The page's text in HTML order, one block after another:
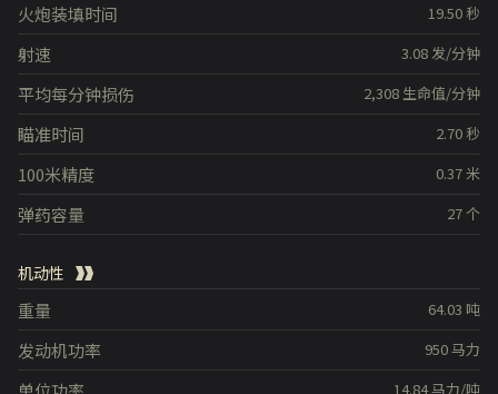
19.50 秒
火炮装填时间
3.08 发/分钟
射速
2,308 生命值/分钟
平均每分钟损伤
2.70 秒
瞄准时间
0.37米
100米精度
27个
弹药容量
机动性
64.03 吨
重量
950马力
发动机功率
14.84马力/吨